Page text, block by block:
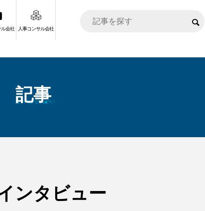
ル会社 人事コンサル会社
記事
ンタビュー